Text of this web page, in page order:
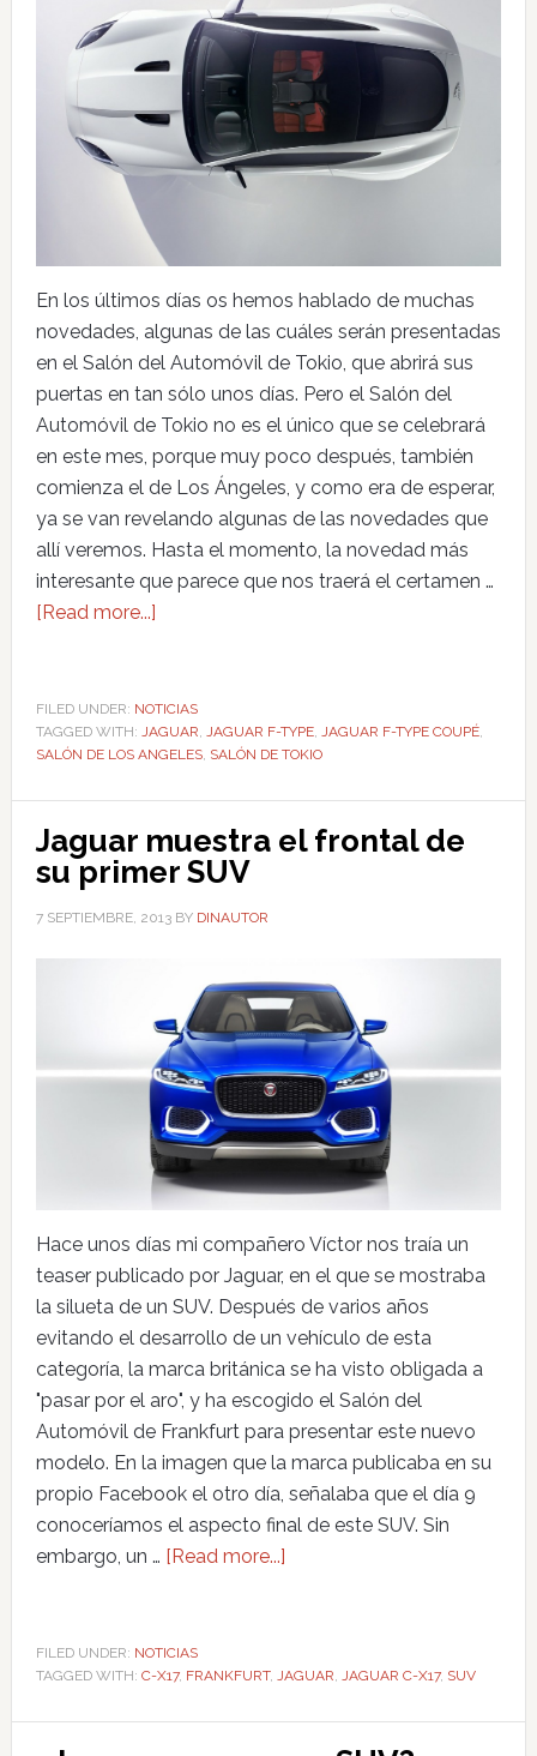
En los últimos días os hemos hablado de muchas
novedades, algunas de las cuáles serán presentadas
en el Salón del Automóvil de Tokio, que abrirá sus
puertas en tan sólo unos días. Pero el Salón del
Automóvil de Tokio no es el único que se celebrará
en este mes, porque muy poco después, también
comienza el de Los Ángeles, y como era de esperar,
ya se van revelando algunas de las novedades que
allí veremos. Hasta el momento, la novedad más
interesante que parece que nos traerá el certamen …
[Read more...]
FILED UNDER: NOTICIAS
TAGGED WITH: JAGUAR, JAGUAR F-TYPE, JAGUAR F-TYPE COUPÉ,
SALÓN DE LOS ANGELES, SALÓN DE TOKIO
Jaguar muestra el frontal de
su primer SUV
7 SEPTIEMBRE, 2013BY DINAUTOR
Hace unos días mi compañero Víctor nos traía un
teaser publicado por Jaguar, en el que se mostraba
la silueta de un SUV. Después de varios años
evitando el desarrollo de un vehículo de esta
categoría, la marca británica se ha visto obligada a
"pasar por el aro", y ha escogido el Salón del
Automóvil de Frankfurt para presentar este nuevo
modelo. En la imagen que la marca publicaba en su
propio Facebook el otro día, señalaba que el día 9
conoceríamos el aspecto final de este SUV. Sin
embargo, un … [Read more...]
FILED UNDER: NOTICIAS
TAGGED WITH: C-X17, FRANKFURT, JAGUAR JAGUAR C-X17, SUV